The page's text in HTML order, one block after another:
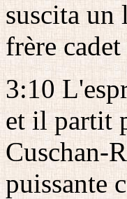
suscita
frère
3:10
et il partit
Cuschan-
puissante